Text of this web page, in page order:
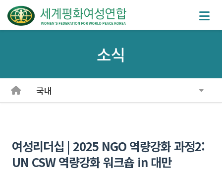
소식
국내
여성리더십 | 2025 NGO 역량강화 과정2:
UN CSW 역량강화 워크숍 in 대만